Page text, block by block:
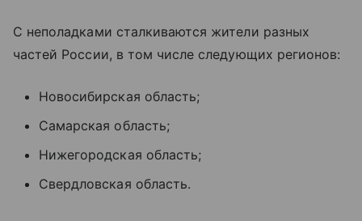
С неполадками сталкиваются жители разных
частей России, в том числе следующих регионов:
Новосибирская область;
Самарская область;
Нижегородская область;
Свердловская область.